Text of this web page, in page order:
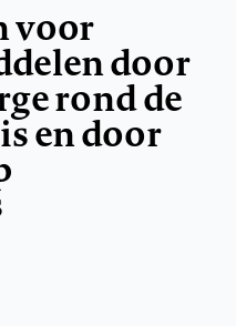
voor
door
rond de
en door